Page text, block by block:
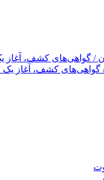
کشف، آغاز یک